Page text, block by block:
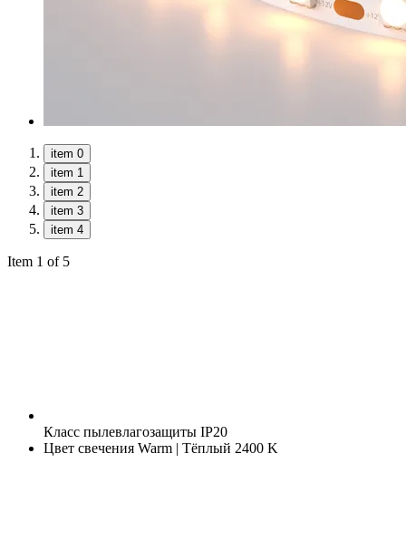
item 0
item 1
item 2
item 3
item 4
Item 1 of 5
Класс пылевлагозащиты IP20
Цвет свечения Warm | Тёплый 2400 K